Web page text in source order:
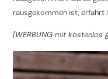
rausgekommen ist, erfahrt
[WERBUNG mit kostenlos